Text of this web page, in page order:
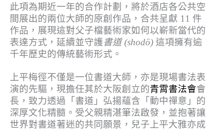
此項為期近一年的合作計劃，將於酒店各公共空
間展出的兩位大師的原創作品，合共呈獻 11 件
作品，展現這對父子檔藝術家如何以嶄新當代的
表達方式，延續並守護書道(shodō) 這項擁有逾
千年歷史的傳統藝術形式。
上平梅徑不僅是一位書道大師，亦是現場書法表
演的先驅，現擔任其於大阪創立的青霄書法會會
長，致力透過「書道」弘揚蘊含「動中禪意」的
深厚文化精髓。受父親精湛筆法啟發，並抱著讓
世界對書道著迷的共同願景，兒子上平大雅亦成